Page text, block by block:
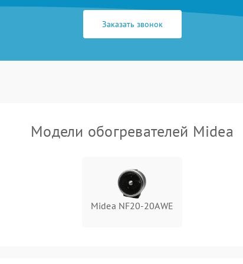
Заказать звонок
Модели обогревателей Midea
Midea NF20-20AWE